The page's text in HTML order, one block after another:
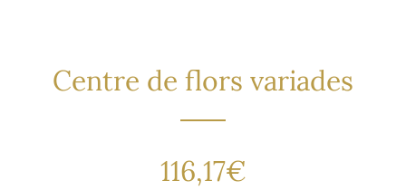
Centre de flors variades
116,17€